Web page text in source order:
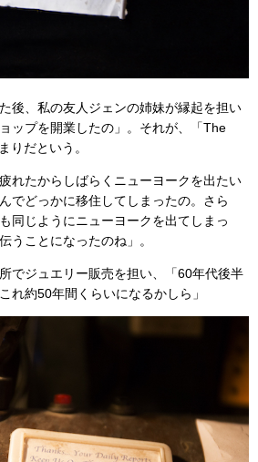
後、私の友人ジェンの姉妹が縁起を担い
ップを開業したの」。それが、「The
りだという。
れたからしばらくニューヨークを出たい
でどっかに移住してしまったの。さら
同じようにニューヨークを出てしまっ
うことになったのね」。
でジュエリー販売を担い、「60年代後半
れ約50年間くらいになるかしら」